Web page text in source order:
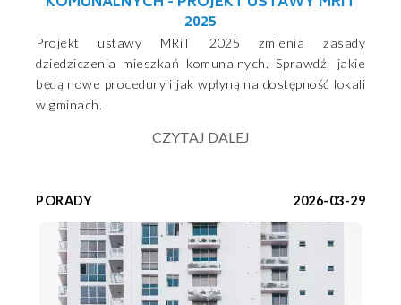
2025
Projekt ustawy MRiT 2025 zmienia zasady
dziedziczenia mieszkań komunalnych. Sprawdź, jakie
będą nowe procedury i jak wpłyną na dostępność lokali
w gminach.
CZYTAJ DALEJ
PORADY 2026-03-29